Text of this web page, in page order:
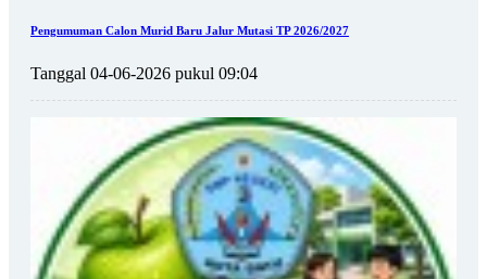
Pengumuman Calon Murid Baru Jalur Mutasi TP 2026/2027
Tanggal 04-06-2026 pukul 09:04